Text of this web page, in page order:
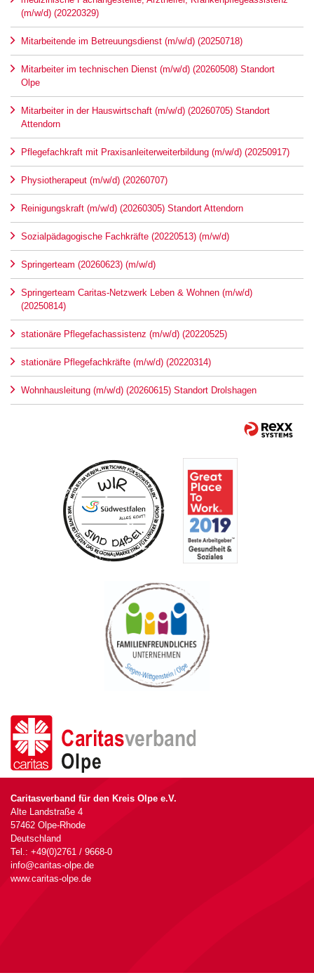
(m/w/d) (20220329)
Mitarbeitende im Betreuungsdienst (m/w/d) (20250718)
Mitarbeiter im technischen Dienst (m/w/d) (20260508) Standort
Olpe
Mitarbeiter in der Hauswirtschaft (m/w/d) (20260705) Standort
Attendorn
Pflegefachkraft mit Praxisanleiterweiterbildung (m/w/d) (20250917)
Physiotherapeut (m/w/d) (20260707)
Reinigungskraft (m/w/d) (20260305) Standort Attendorn
Sozialpädagogische Fachkräfte (20220513) (m/w/d)
Springerteam (20260623) (m/w/d)
Springerteam Caritas-Netzwerk Leben & Wohnen (m/w/d)
(20250814)
stationäre Pflegefachassistenz (m/w/d) (20220525)
stationäre Pflegefachkräfte (m/w/d) (20220314)
Wohnhausleitung (m/w/d) (20260615) Standort Drolshagen
Caritasverband für den Kreis Olpe e.V.
Alte Landstraße 4
57462 Olpe-Rhode
Deutschland
Tel.: +49(0)2761 / 9668-0
info@caritas-olpe.de
www.caritas-olpe.de